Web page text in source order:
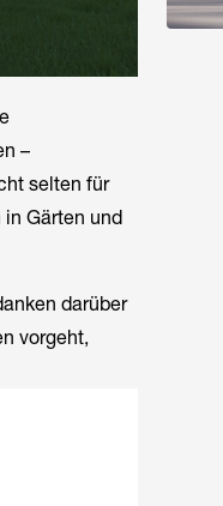
–
selten für
Gärten und
darüber
vorgeht,